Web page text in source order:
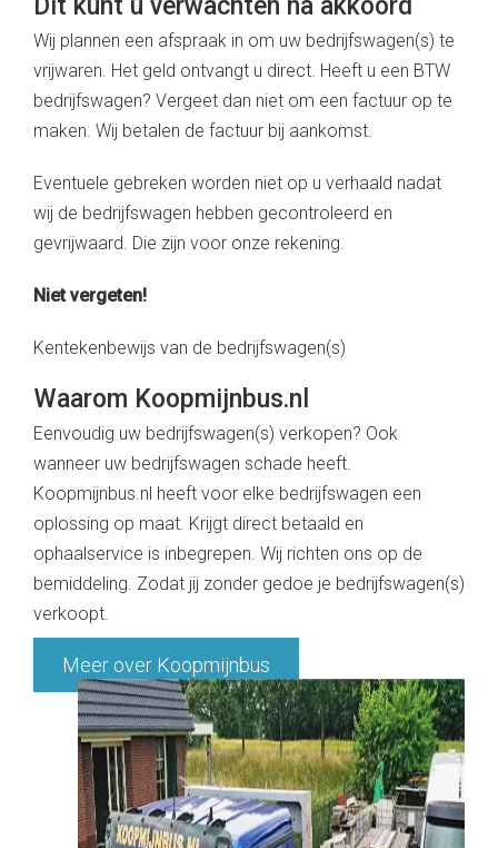
Dit kunt u verwachten na akkoord
Wij plannen een afspraak in om uw bedrijfswagen(s) te
vrijwaren. Het geld ontvangt u direct. Heeft u een BTW
bedrijfswagen? Vergeet dan niet om een factuur op te
maken. Wij betalen de factuur bij aankomst.
Eventuele gebreken worden niet op u verhaald nadat
wij de bedrijfswagen hebben gecontroleerd en
gevrijwaard. Die zijn voor onze rekening.
Niet vergeten!
Kentekenbewijs van de bedrijfswagen(s)
Waarom Koopmijnbus.nl
Eenvoudig uw bedrijfswagen(s) verkopen? Ook
wanneer uw bedrijfswagen schade heeft.
Koopmijnbus.nl heeft voor elke bedrijfswagen een
oplossing op maat. Krijgt direct betaald en
ophaalservice is inbegrepen. Wij richten ons op de
bemiddeling. Zodat jij zonder gedoe je bedrijfswagen(s)
verkoopt.
Meer over Koopmijnbus